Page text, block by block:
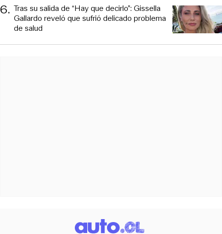
6. Tras su salida de “Hay que decirlo”: Gissella
Gallardo reveló que sufrió delicado problema
de salud